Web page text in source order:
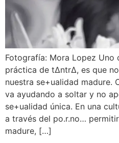
Fotografía: Mora Lopez Uno
práctica de t∆ntr∆, es que
nuestra se+ualidad madure.
va ayudando a soltar y no
se+ualidad única. En una
a través del po.r.no…
madure, […]